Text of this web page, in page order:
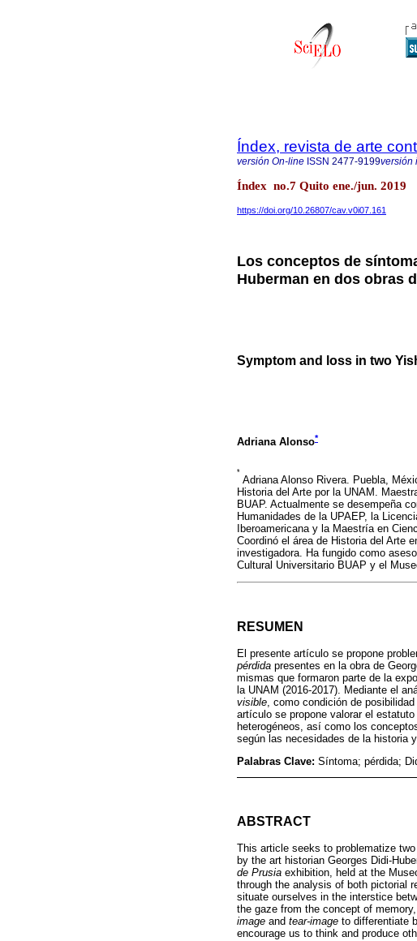
Índex, revista de arte
versión On-line ISSN 2477-9199versión
Índex no.7 Quito ene./jun. 2019
https://doi.org/10.26807/cav.v0i07.161
Los conceptos de
Huberman en dos obras
Symptom and loss in two
Adriana Alonso*
*
Adriana Alonso Rivera. Puebla,
Historia del Arte por la UNAM.
BUAP. Actualmente se desempeña
Humanidades de la UPAEP, la
Iberoamericana y la Maestría en
Coordinó el área de Historia del Arte
investigadora. Ha fungido como
Cultural Universitario BUAP y el
RESUMEN
El presente artículo se propone
pérdida presentes en la obra de
mismas que formaron parte de la
la UNAM (2016-2017). Mediante el
visible , como condición de
artículo se propone valorar el
heterogéneos, así como los
según las necesidades de la historia
Palabras Clave: Síntoma; pérdida;
ABSTRACT
This article seeks to problematize
by the art historian Georges Didi-
de Prusia exhibition, held at the
through the analysis of both pictorial
situate ourselves in the interstice
the gaze from the concept of
image and tear-image to differentiate
encourage us to think and produce